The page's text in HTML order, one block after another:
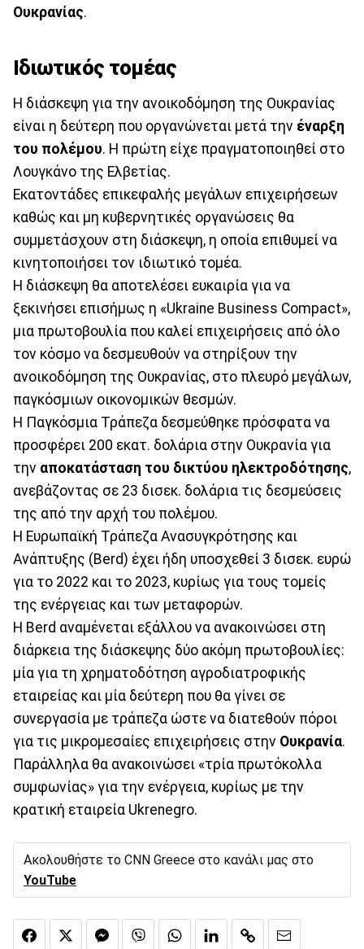
Ουκρανίας.
Ιδιωτικός τομέας
Η διάσκεψη για την ανοικοδόμηση της Ουκρανίας
είναι η δεύτερη που οργανώνεται μετά την έναρξη
του πολέμου. Η πρώτη είχε πραγματοποιηθεί στο
Λουγκάνο της Ελβετίας.
Εκατοντάδες επικεφαλής μεγάλων επιχειρήσεων
καθώς και μη κυβερνητικές οργανώσεις θα
συμμετάσχουν στη διάσκεψη, η οποία επιθυμεί να
κινητοποιήσει τον ιδιωτικό τομέα.
Η διάσκεψη θα αποτελέσει ευκαιρία για να
ξεκινήσει επισήμως η «Ukraine Business Compact»,
μια πρωτοβουλία που καλεί επιχειρήσεις από όλο
τον κόσμο να δεσμευθούν να στηρίξουν την
ανοικοδόμηση της Ουκρανίας, στο πλευρό μεγάλων,
παγκόσμιων οικονομικών θεσμών.
Η Παγκόσμια Τράπεζα δεσμεύθηκε πρόσφατα να
προσφέρει 200 εκατ. δολάρια στην Ουκρανία για
την αποκατάσταση του δικτύου ηλεκτροδότησης,
ανεβάζοντας σε 23 δισεκ. δολάρια τις δεσμεύσεις
της από την αρχή του πολέμου.
Η Ευρωπαϊκή Τράπεζα Ανασυγκρότησης και
Ανάπτυξης (Berd) έχει ήδη υποσχεθεί 3 δισεκ. ευρώ
για το 2022 και το 2023, κυρίως για τους τομείς
της ενέργειας και των μεταφορών.
Η Berd αναμένεται εξάλλου να ανακοινώσει στη
διάρκεια της διάσκεψης δύο ακόμη πρωτοβουλίες:
μία για τη χρηματοδότηση αγροδιατροφικής
εταιρείας και μία δεύτερη που θα γίνει σε
συνεργασία με τράπεζα ώστε να διατεθούν πόροι
για τις μικρομεσαίες επιχειρήσεις στην Ουκρανία.
Παράλληλα θα ανακοινώσει «τρία πρωτόκολλα
συμφωνίας» για την ενέργεια, κυρίως με την
κρατική εταιρεία Ukrenegro.
Ακολουθήστε το CNN Greece στο κανάλι μας στο
YouTube